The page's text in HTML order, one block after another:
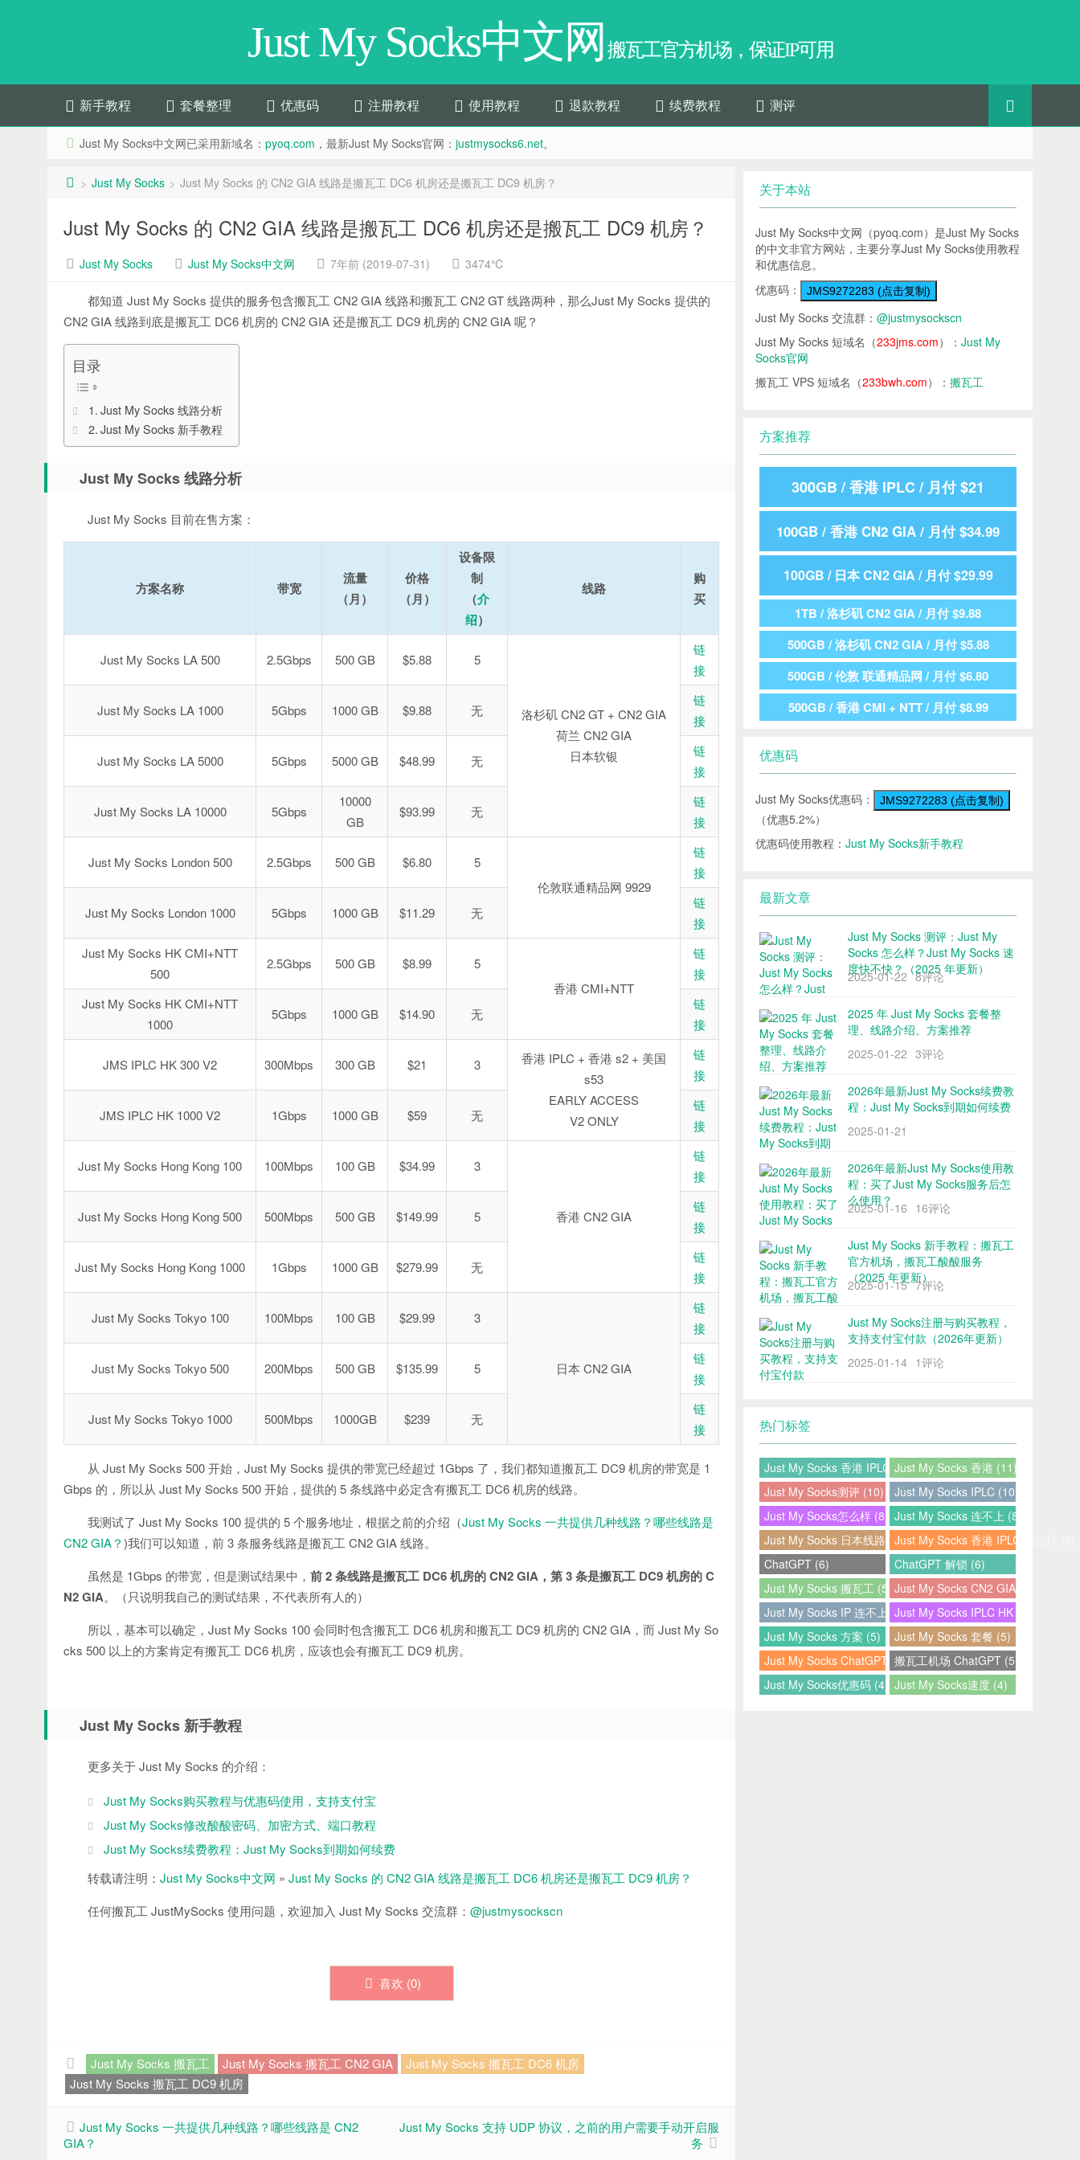
Just My Socks中文网 搬瓦工官方机场，保证IP可用
新手教程 套餐整理 优惠码 注册教程 使用教程 退款教程 续费教程 测评
Just My Socks中文网已采用新域名： pyoq.com ，最新Just My Socks官网： justmysocks6.net。
> Just My Socks > Just My Socks 的 CN2 GIA 线路是搬瓦工 DC6 机房还是搬瓦工 DC9 机房？
Just My Socks 的 CN2 GIA 线路是搬瓦工 DC6 机房还是搬瓦工 DC9 机房？
Just My Socks Just My Socks中文网 7年前 (2019-07-31) 3474℃
都知道 Just My Socks 提供的服务包含搬瓦工 CN2 GIA 线路和搬瓦工 CN2 GT 线路两种，那么Just My Socks 提供的
CN2 GIA 线路到底是搬瓦工 DC6 机房的 CN2 GIA 还是搬瓦工 DC9 机房的 CN2 GIA 呢？
目录
Just My Socks 线路分析
Just My Socks 新手教程
Just My Socks 线路分析
Just My Socks 目前在售方案：
方案名称 带宽
流量
（月）
价格
（月）
设备限
制
（介
绍）
线路
购
买
Just My Socks LA 500 2.5Gbps 500 GB $5.88 5
洛杉矶 CN2 GT + CN2 GIA
荷兰 CN2 GIA
日本软银
链
接
Just My Socks LA 1000 5Gbps 1000 GB $9.88 无
链
接
Just My Socks LA 5000 5Gbps 5000 GB $48.99 无
链
接
Just My Socks LA 10000 5Gbps
10000
GB
$93.99 无
链
接
Just My Socks London 500 2.5Gbps 500 GB $6.80
5
伦敦联通精品网 9929
链
接
Just My Socks London 1000 5Gbps 1000 GB $11.29 无
链
接
Just My Socks HK CMI+NTT
500
2.5Gbps 500 GB $8.99
5
香港 CMI+NTT
链
接
Just My Socks HK CMI+NTT
1000
5Gbps 1000 GB $14.90 无
链
接
JMS IPLC HK 300 V2 300Mbps 300 GB $21 3
香港 IPLC + 香港 s2 + 美国
s53
EARLY ACCESS
V2 ONLY
链
接
JMS IPLC HK 1000 V2 1Gbps 1000 GB $59 无
链
接
Just My Socks Hong Kong 100 100Mbps 100 GB $34.99 3
香港 CN2 GIA
链
接
Just My Socks Hong Kong 500 500Mbps 500 GB $149.99 5
链
接
Just My Socks Hong Kong 1000 1Gbps 1000 GB $279.99 无
链
接
Just My Socks Tokyo 100 100Mbps 100 GB $29.99 3
日本 CN2 GIA
链
接
Just My Socks Tokyo 500 200Mbps 500 GB $135.99 5
链
接
Just My Socks Tokyo 1000 500Mbps 1000GB $239 无
链
接
从 Just My Socks 500 开始，Just My Socks 提供的带宽已经超过 1Gbps 了，我们都知道搬瓦工 DC9 机房的带宽是 1
Gbps 的，所以从 Just My Socks 500 开始，提供的 5 条线路中必定含有搬瓦工 DC6 机房的线路。
我测试了 Just My Socks 100 提供的 5 个服务地址，根据之前的介绍（Just My Socks 一共提供几种线路？哪些线路是
CN2 GIA？)我们可以知道，前 3 条服务线路是搬瓦工 CN2 GIA 线路。
虽然是 1Gbps 的带宽，但是测试结果中， 前 2 条线路是搬瓦工 DC6 机房的 CN2 GIA，第 3 条是搬瓦工 DC9 机房的 C
N2 GIA。（只说明我自己的测试结果，不代表所有人的）
所以，基本可以确定，Just My Socks 100 会同时包含搬瓦工 DC6 机房和搬瓦工 DC9 机房的 CN2 GIA，而 Just My So
cks 500 以上的方案肯定有搬瓦工 DC6 机房，应该也会有搬瓦工 DC9 机房。
Just My Socks 新手教程
更多关于 Just My Socks 的介绍：
Just My Socks购买教程与优惠码使用，支持支付宝
Just My Socks修改酸酸密码、加密方式、端口教程
Just My Socks续费教程：Just My Socks到期如何续费
转载请注明： Just My Socks中文网 » Just My Socks 的 CN2 GIA 线路是搬瓦工 DC6 机房还是搬瓦工 DC9 机房？
任何搬瓦工 JustMySocks 使用问题，欢迎加入 Just My Socks 交流群： @justmysockscn
喜欢 (0)
Just My Socks 搬瓦工 Just My Socks 搬瓦工 CN2 GIA
Just My Socks 搬瓦工 DC6 机房
Just My Socks 搬瓦工 DC9 机房
Just My Socks 一共提供几种线路？哪些线路是 CN2
GIA？
Just My Socks 支持 UDP 协议，之前的用户需要手动开启服
务
关于本站
Just My Socks中文网（pyoq.com）是Just My Socks
的中文非官方网站，主要分享Just My Socks使用教程
和优惠信息。
优惠码：
JMS9272283 (点击复制)
Just My Socks 交流群： @justmysockscn
Just My Socks 短域名（233jms.com）： Just My
Socks官网
搬瓦工 VPS 短域名（233bwh.com）： 搬瓦工
方案推荐
300GB / 香港 IPLC / 月付 $21
100GB / 香港 CN2 GIA / 月付 $34.99
100GB / 日本 CN2 GIA / 月付 $29.99
1TB / 洛杉矶 CN2 GIA / 月付 $9.88
500GB / 洛杉矶 CN2 GIA / 月付 $5.88
500GB / 伦敦 联通精品网 / 月付 $6.80
500GB / 香港 CMI + NTT / 月付 $8.99
优惠码
Just My Socks优惠码： JMS9272283 (点击复制)
（优惠5.2%）
优惠码使用教程： Just My Socks新手教程
最新文章
Just My Socks 测评：Just My
Socks 怎么样？Just My Socks 速
度快不快？（2025 年更新）
2025-01-22 8评论
2025 年 Just My Socks 套餐整
理、线路介绍、方案推荐
2025-01-22 3评论
2026年最新Just My Socks续费教
程：Just My Socks到期如何续费
2025-01-21
2026年最新Just My Socks使用教
程：买了Just My Socks服务后怎
么使用？
2025-01-16 16评论
Just My Socks 新手教程：搬瓦工
官方机场，搬瓦工酸酸服务
（2025 年更新）
2025-01-15 7评论
Just My Socks注册与购买教程，
支持支付宝付款（2026年更新）
2025-01-14 1评论
热门标签
Just My Socks 香港 IPLC (12)Just My Socks 香港 (11)
Just My Socks测评 (10)
Just My Socks IPLC (10)
Just My Socks怎么样 (8) Just My Socks 连不上 (8)
Just My Socks 日本线路 (7)Just My Socks 香港 IPLC 怎么样 (6)
ChatGPT (6)
ChatGPT 解锁 (6)
Just My Socks 搬瓦工 (5) Just My Socks CN2 GIA (5)
Just My Socks IP 连不上 (5)Just My Socks IPLC HK (5)
Just My Socks 方案 (5)
Just My Socks 套餐 (5)
Just My Socks ChatGPT (5)搬瓦工机场 ChatGPT (5)
Just My Socks优惠码 (4) Just My Socks速度 (4)